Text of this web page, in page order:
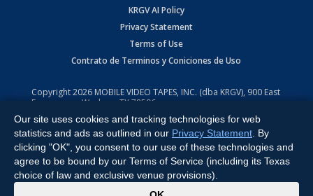
KRGV AI Policy
Privacy Statement
Terms of Use
Contrato de Terminos y Coniciones de Uso
Copyright2026 MOBILE VIDEO TAPES, INC. (dba KRGV), 900 East
Expressway, Weslaco, TX 78596.
All Rights Reserved. Powered by:Ruby Shore Software
Our site uses cookies and tracking technologies for web
statistics and ads as outlined in our Privacy Statement . By
clicking "OK", you consent to our use of these technologies and
agree to be bound by our Terms of Service (including its Texas
choice of law and exclusive venue provisions).